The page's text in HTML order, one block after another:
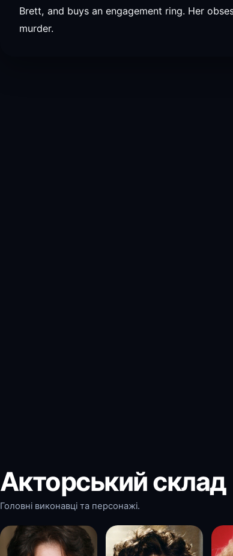
Brett, and buys an engagement ring. Her
murder.
Акторський склад
Головні виконавці та персонажі.